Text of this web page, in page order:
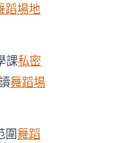
蹈場地
課私密
舞蹈場
圍舞蹈